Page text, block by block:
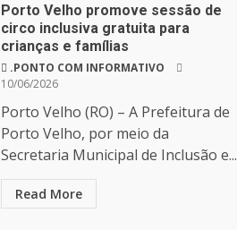
Porto Velho promove sessão de
circo inclusiva gratuita para
crianças e famílias
.PONTO COM INFORMATIVO
10/06/2026
Porto Velho (RO) – A Prefeitura de
Porto Velho, por meio da
Secretaria Municipal de Inclusão e...
Read More